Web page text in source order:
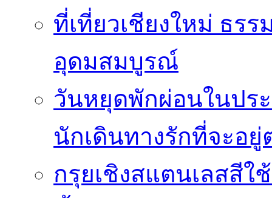
ที่เที่ยวเชียงใหม่ ธร
อุดมสมบูรณ์
วันหยุดพักผ่อนในประ
นักเดินทางรักที่จะอยู่
กรุยเชิงสแตนเลสสีใ